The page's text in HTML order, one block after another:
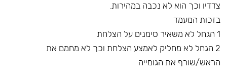
צדדיו וכך הוא לא נכבה במהירות.
בזכות המעמד
1 הגחל לא משאיר סימנים על הצלחת
2 הגחל לא מחליק לאמצע הצלחת וכך לא מחמם את
הראש/שורף את הגומייה